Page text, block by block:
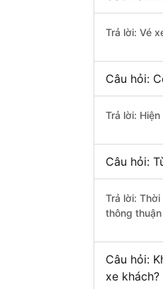
Trả lời: Vé
Câu hỏi:
Trả lời:
Câu hỏi:
Trả lời:
thông thuận
Câu hỏi:
xe khách?